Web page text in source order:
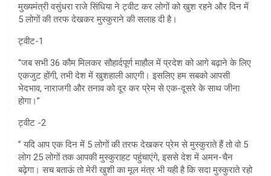
मुख्यमंत्री वसुंधरा राजे सिंधिया ने ट्वीट कर लोगों को खुश रहने और दिन में
5 लोगों की तरफ देखकर मुस्कुराने की सलाह दी है।
ट्वीट-1
“जब सभी 36 कौम मिलकर सौहार्दपूर्ण माहौल में प्रदेश को आगे बढ़ाने के लिए
एकजुट होंगी, तभी देश में खुशहाली आएगी। इसलिए हम सबको आपसी
भेदभाव, नाराजगी और तनाव को दूर कर प्रेम से एक-दूसरे के साथ जीना
होगा।”
ट्वीट -2
” यदि आप एक दिन में 5 लोगों की तरफ देखकर प्रेम से मुस्कुराते हैं तो वो 5
लोग 25 लोगों तक आपकी मुस्कुराहट पहुंचाएंगे, इससे देश में अमन-चैन
बढ़ेगा। सच बताऊं तो मेरी खुशी का मूल मंत्र भी यही है कि सदा मुस्कुराते रहो